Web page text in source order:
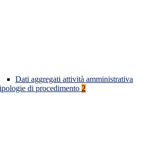
Dati aggregati attività amministrativa
di procedimento 2